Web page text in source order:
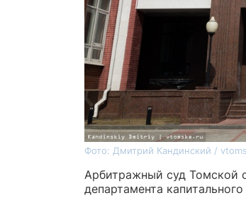
Фото: Дмитрий Кандинский /
Арбитражный суд Томской
департамента